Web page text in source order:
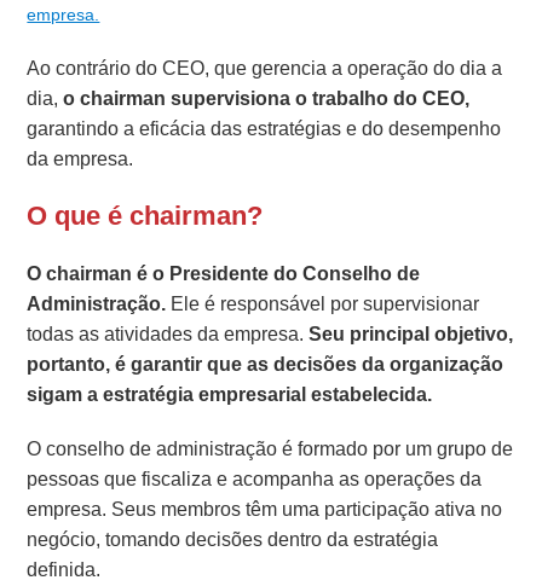
empresa.
Ao contrário do CEO, que gerencia a operação do dia a
dia,o chairman supervisiona o trabalho do CEO,
garantindo a eficácia das estratégias e do desempenho
da empresa.
O que é chairman?
O chairman é o Presidente do Conselho de
Administração. Ele é responsável por supervisionar
todas as atividades da empresa.Seu principal objetivo,
portanto, é garantir que as decisões da organização
sigam a estratégia empresarial estabelecida.
O conselho de administração é formado por um grupo de
pessoas que fiscaliza e acompanha as operações da
empresa. Seus membros têm uma participação ativa no
negócio, tomando decisões dentro da estratégia
definida.